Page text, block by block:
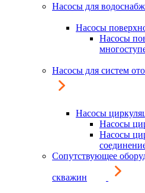
Насосы для
Насосы
Насосы
Насосы для систем
Насосы
Насосы
Насосы
Сопутствующее
скважин